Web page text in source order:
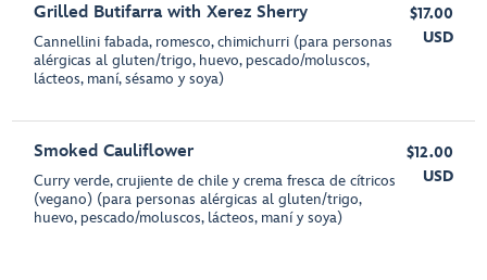
Grilled Butifarra with Xerez Sherry
Cannellini fabada, romesco, chimichurri (para personas
alérgicas al gluten/trigo, huevo, pescado/moluscos,
lácteos, maní, sésamo y soya)
$17.00
USD
Smoked Cauliflower
Curry verde, crujiente de chile y crema fresca de cítricos
(vegano) (para personas alérgicas al gluten/trigo,
huevo, pescado/moluscos, lácteos, maní y soya)
$12.00
USD